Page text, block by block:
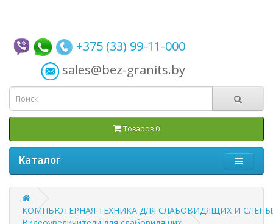
+375 (33) 99-11-000
sales@bez-granits.by
Товаров 0
Каталог
КОМПЬЮТЕРНАЯ ТЕХНИКА ДЛЯ СЛАБОВИДЯЩИХ И